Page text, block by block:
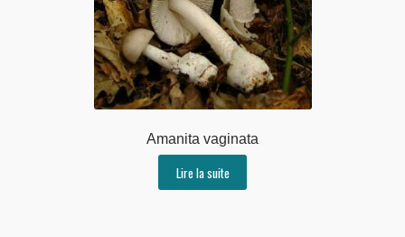
Amanita vaginata
Lire la suite